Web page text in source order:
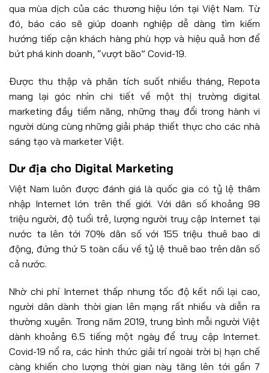
qua mùa dịch của các thương hiệu lớn tại Việt Nam. Từ
đó, báo cáo sẽ giúp doanh nghiệp dễ dàng tìm kiếm
hướng tiếp cận khách hàng phù hợp và hiệu quả hơn để
bứt phá kinh doanh, “vượt bão” Covid-19.
Được thu thập và phân tích suốt nhiều tháng, Repota
mang lại góc nhìn chi tiết về một thị trường digital
marketing đầy tiềm năng, những thay đổi trong hành vi
người dùng cùng những giải pháp thiết thực cho các nhà
sáng tạo và marketer Việt.
Dư địa cho Digital Marketing
Việt Nam luôn được đánh giá là quốc gia có tỷ lệ thâm
nhập Internet lớn trên thế giới. Với dân số khoảng 98
triệu người, độ tuổi trẻ, lượng người truy cập Internet tại
nước ta lên tới 70% dân số với 155 triệu thuê bao di
động, đứng thứ 5 toàn cầu về tỷ lệ thuê bao trên dân số
cả nước.
Nhờ chi phí Internet thấp nhưng tốc độ kết nối lại cao,
người dân dành thời gian lên mạng rất nhiều và diễn ra
thường xuyên. Trong năm 2019, trung bình mỗi người Việt
dành khoảng 6.5 tiếng một ngày để truy cập Internet.
Covid-19 nổ ra, các hình thức giải trí ngoài trời bị hạn chế
càng khiến cho lượng thời gian này tăng lên tới gần 7